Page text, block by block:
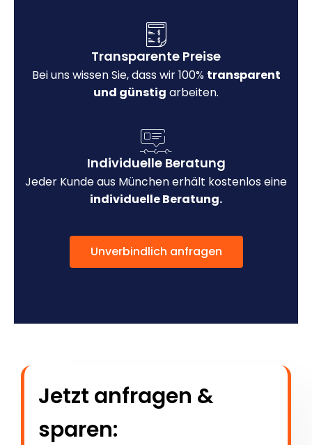
Transparente Preise
Bei uns wissen Sie, dass wir 100% transparent
und günstig arbeiten.
Individuelle Beratung
Jeder Kunde aus München erhält kostenlos eine
individuelle Beratung.
Unverbindlich anfragen
Jetzt anfragen &
sparen: